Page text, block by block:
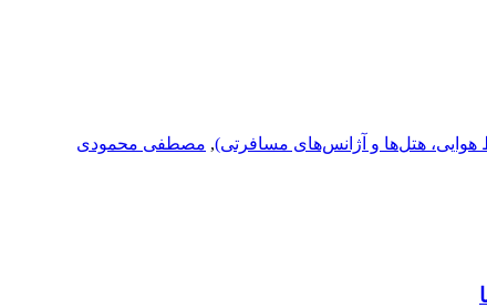
هتل‌ها و آژانس‌های مسافرتی), مصطفی محمودی